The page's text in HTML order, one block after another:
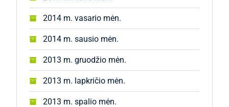
2014 m. vasario mėn.
2014 m. sausio mėn.
2013 m. gruodžio mėn.
2013 m. lapkričio mėn.
2013 m. spalio mėn.